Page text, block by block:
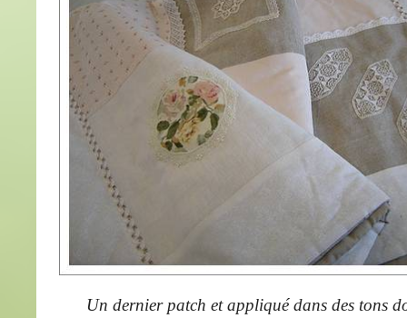
Un dernier patch et appliqué dans des tons